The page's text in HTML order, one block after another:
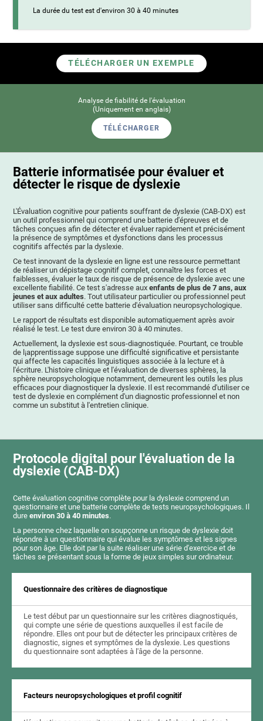
La durée du test est d'environ 30 à 40 minutes
TÉLÉCHARGER UN EXEMPLE
Analyse de fiabilité de l'évaluation
(Uniquement en anglais)
TÉLÉCHARGER
Batterie informatisée pour évaluer et
détecter le risque de dyslexie
L'Évaluation cognitive pour patients souffrant de dyslexie (CAB-DX) est
un outil professionnel qui comprend une batterie d'épreuves et de
tâches conçues afin de détecter et évaluer rapidement et précisément
la présence de symptômes et dysfonctions dans les processus
cognitifs affectés par la dyslexie.
Ce test innovant de la dyslexie en ligne est une ressource permettant
de réaliser un dépistage cognitif complet, connaître les forces et
faiblesses, évaluer le taux de risque de présence de dyslexie avec une
excellente fiabilité. Ce test s'adresse auxenfants de plus de 7 ans, aux
jeunes et aux adultes. Tout utilisateur particulier ou professionnel peut
utiliser sans difficulté cette batterie d'évaluation neuropsychologique.
Le rapport de résultats est disponible automatiquement après avoir
réalisé le test. Le test dure environ 30 à 40 minutes.
Actuellement, la dyslexie est sous-diagnostiquée. Pourtant, ce trouble
de l¡apprentissage suppose une difficulté significative et persistante
qui affecte les capacités linguistiques associée à la lecture et à
l'écriture. L'histoire clinique et l'évaluation de diverses sphères, la
sphère neuropsychologique notamment, demeurent les outils les plus
efficaces pour diagnostiquer la dyslexie. Il est recommandé d'utiliser ce
test de dyslexie en complément d'un diagnostic professionnel et non
comme un substitut à l'entretien clinique.
Protocole digital pour l'évaluation de la
dyslexie (CAB-DX)
Cette évaluation cognitive complète pour la dyslexie comprend un
questionnaire et une batterie complète de tests neuropsychologiques. Il
dureenviron 30 à 40 minutes.
La personne chez laquelle on soupçonne un risque de dyslexie doit
répondre à un questionnaire qui évalue les symptômes et les signes
pour son âge. Elle doit par la suite réaliser une série d'exercice et de
tâches se présentant sous la forme de jeux simples sur ordinateur.
Questionnaire des critères de diagnostique
Le test début par un questionnaire sur les critères diagnostiqués,
qui compte une série de questions auxquelles il est facile de
répondre. Elles ont pour but de détecter les principaux critères de
diagnostic, signes et symptômes de la dyslexie. Les questions
du questionnaire sont adaptées à l'âge de la personne.
Facteurs neuropsychologiques et profil cognitif